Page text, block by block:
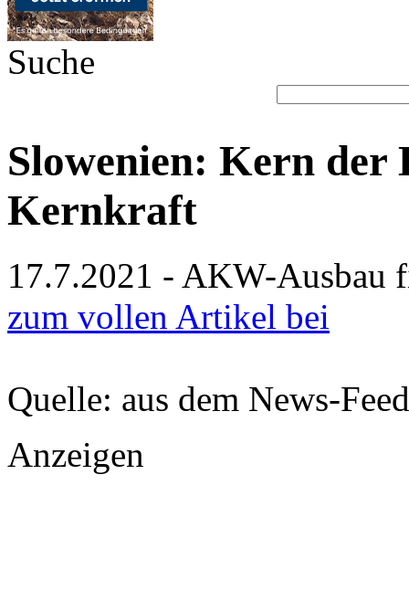
Suche
Slowenien: Kern
Kernkraft
17.7.2021 - AKW-Ausbau
zum vollen Artikel bei
Quelle: aus dem News-
Anzeigen